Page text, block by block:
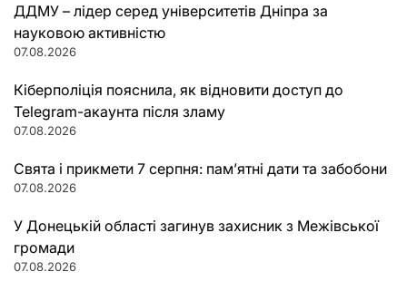
ДДМУ – лідер серед університетів Дніпра за
науковою активністю
07.08.2026
Кіберполіція пояснила, як відновити доступ до
Telegram-акаунта після зламу
07.08.2026
Свята і прикмети 7 серпня: пам’ятні дати та забобони
07.08.2026
У Донецькій області загинув захисник з Межівської
громади
07.08.2026